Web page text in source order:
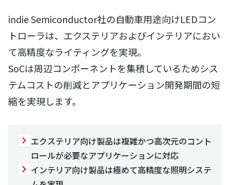
indie Semiconductor社の自動車用途向けLEDコン
トローラは、エクステリアおよびインテリアにおい
て高精度なライティングを実現。
SoCは周辺コンポーネントを集積しているためシス
テムコストの削減とアプリケーション開発期間の短
縮を実現します。
エクステリア向け製品は複雑かつ高次元のコント
ロールが必要なアプリケーションに対応
インテリア向け製品は極めて高精度な照明システ